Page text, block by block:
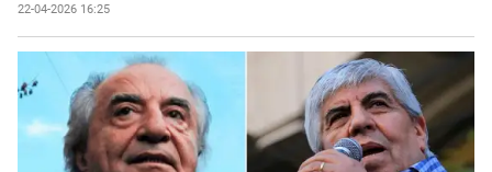
22-04-2026 16:25